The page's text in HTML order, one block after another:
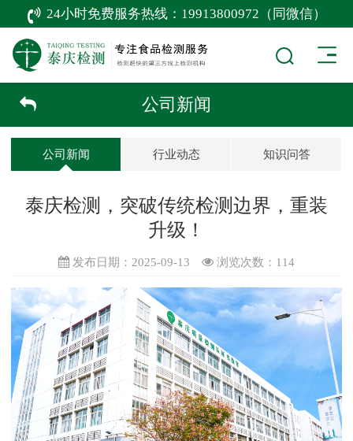
24小时免费服务热线： 19913800972（同微信）
公司新闻
公司新闻 行业动态 知识问答
泰庆检测，突破传统检测边界，重装
升级！
发布日期：2025-09-13 浏览次数： 114